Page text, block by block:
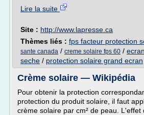
Lire la suite
Site : http://www.lapresse.ca
Thèmes liés : fps facteur protection
sante canada / creme solaire fps 60 /
seche / protection solaire grand ecran
Crème solaire — Wikipédia
Pour obtenir la protection
protection du produit solaire, il faut
crème solaire par cm² de peau.